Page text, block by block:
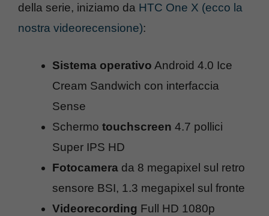
della serie, iniziamo da HTC One X (ecco la
nostra videorecensione):
Sistema operativo Android 4.0 Ice
Cream Sandwich con interfaccia
Sense
Schermo touchscreen 4.7 pollici
Super IPS HD
Fotocamera da 8 megapixel sul retro
sensore BSI, 1.3 megapixel sul fronte
Videorecording Full HD 1080p